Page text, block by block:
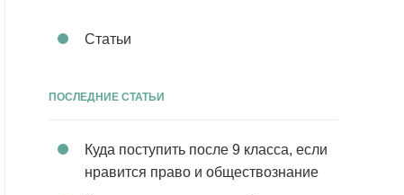
Статьи
ПОСЛЕДНИЕ СТАТЬИ
Куда поступить после 9 класса, если
нравится право и обществознание